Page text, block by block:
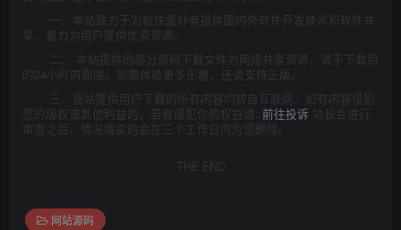
一、本站致力于为软件爱好者提供国内外软件开发技术和软件共
享，着力为用户提供优资资源。
二、 本站提供的部分源码下载文件为网络共享资源，请于下载后
的24小时内删除。如需体验更多乐趣，还请支持正版。
三、我站提供用户下载的所有内容均转自互联网。如有内容侵犯
您的版权或其他利益的，若有侵犯你的权益请: 前往投诉 站长会进行
审查之后，情况属实的会在三个工作日内为您删除。
THE END
网站源码